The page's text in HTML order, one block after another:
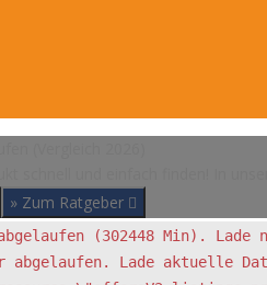
» Zum Ratgeber
(302448 Min). Lade
abgelaufen. Lade aktuelle